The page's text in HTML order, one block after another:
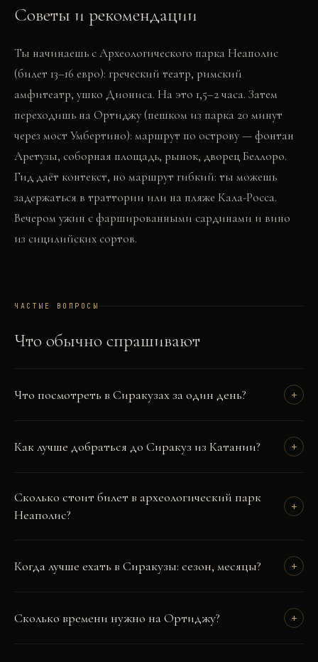
Советы и рекомендации
Ты начинаешь с Археологического парка Неаполис
(билет 13–16 евро): греческий театр, римский
амфитеатр, ушко Диониса. На это 1,5–2 часа. Затем
переходишь на Ортиджу (пешком из парка 20 минут
через мост Умбертино): маршрут по острову — фонтан
Аретузы, соборная площадь, рынок, дворец Беллоро.
Гид даёт контекст, но маршрут гибкий: ты можешь
задержаться в траттории или на пляже Кала-Росса.
Вечером ужин с фаршированными сардинами и вино
из сицилийских сортов.
ЧАСТЫЕ ВОПРОСЫ
Что обычно спрашивают
Что посмотреть в Сиракузах за один день? +
Как лучше добраться до Сиракуз из Катании? +
Сколько стоит билет в археологический парк
Неаполис?
+
Когда лучше ехать в Сиракузы: сезон, месяцы? +
Сколько времени нужно на Ортиджу? +